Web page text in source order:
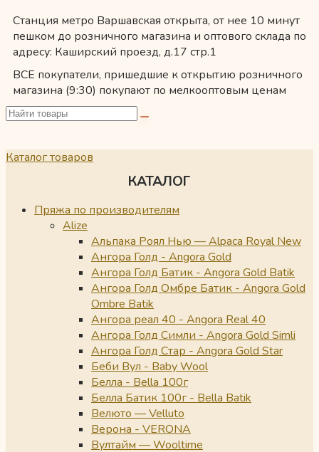
Станция метро Варшавская открыта, от нее 10 минут
пешком до розничного магазина и оптового склада по
адресу: Каширский проезд, д.17 стр.1
ВСЕ покупатели, пришедшие к открытию розничного
магазина (9:30) покупают по мелкооптовым ценам
Каталог товаров
КАТАЛОГ
Пряжа по производителям
Alize
Альпака Роял Нью — Alpaca Royal New
Ангора Голд - Angora Gold
Ангора Голд Батик - Angora Gold Batik
Ангора Голд Омбре Батик - Angora Gold
Ombre Batik
Ангора реал 40 - Angora Real 40
Ангора Голд Симли - Angora Gold Simli
Ангора Голд Стар - Angora Gold Star
Беби Вул - Baby Wool
Белла - Bella 100г
Белла Батик 100г - Bella Batik
Велюто — Velluto
Верона - VERONA
Вултайм — Wooltime